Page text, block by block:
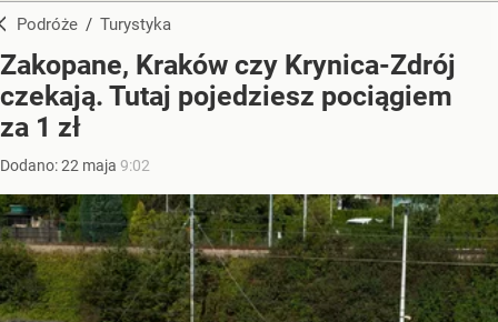
Podróże / Turystyka
Zakopane, Kraków czy Krynica-Zdrój
czekają. Tutaj pojedziesz pociągiem
za 1 zł
Dodano:22 maja 9:02